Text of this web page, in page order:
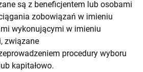
są z beneficjentem lub osobami
zobowiązań w imieniu
wykonującymi w imieniu
związane
procedury wyboru
kapitałowo.